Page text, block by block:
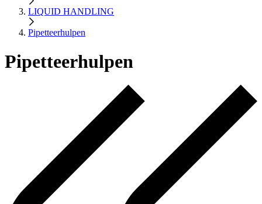
LIQUID HANDLING
Pipetteerhulpen
Pipetteerhulpen